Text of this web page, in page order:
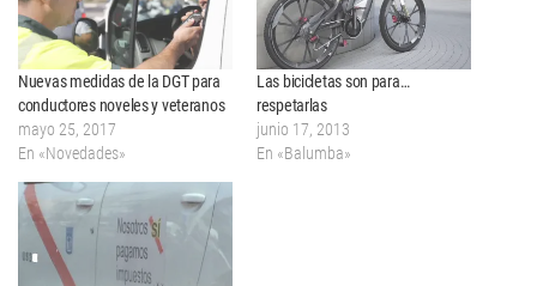
Nuevas medidas de la DGT para
conductores noveles y veteranos
mayo 25, 2017
En «Novedades»
Las bicicletas son para…
respetarlas
junio 17, 2013
En «Balumba»